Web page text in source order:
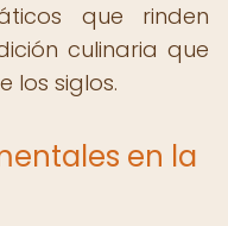
que rinden
culinaria que
los siglos.
en la